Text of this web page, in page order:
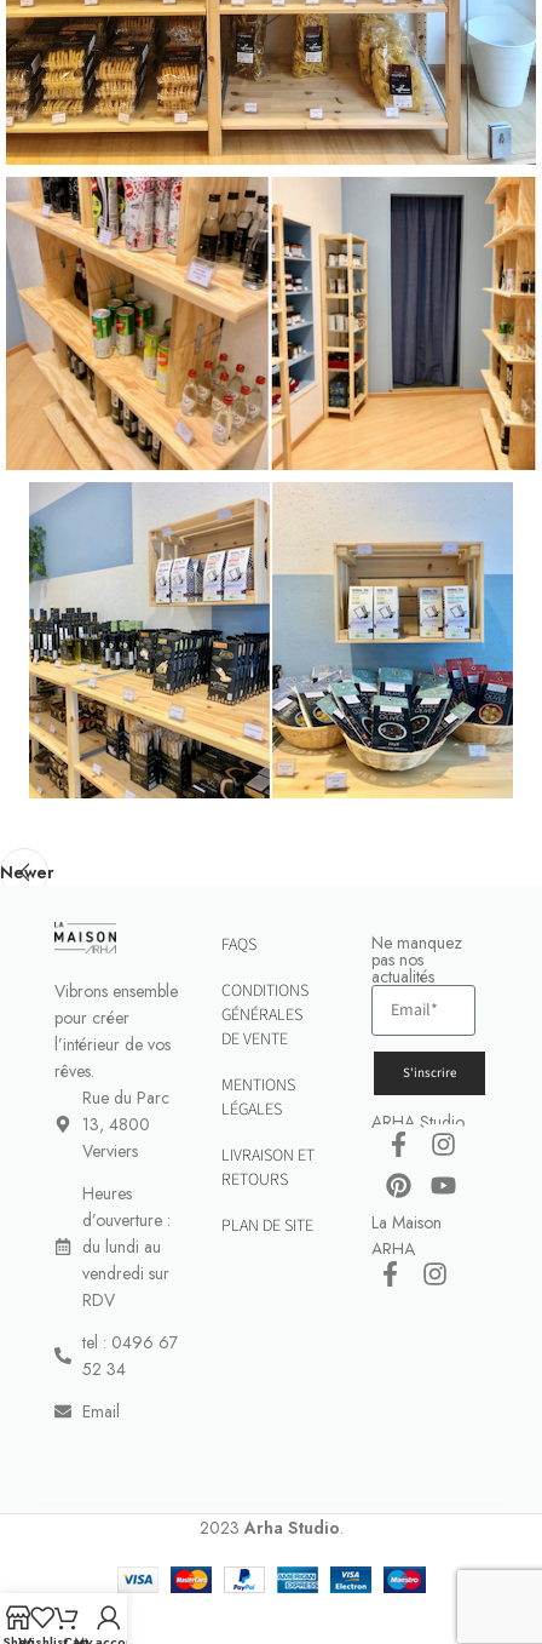
Newer
Vibrons ensemble
pour créer
l’intérieur de vos
rêves.
Rue du Parc
13, 4800
Verviers
Heures
d’ouverture :
du lundi au
vendredi sur
RDV
tel : 0496 67
52 34
Email
FAQS
CONDITIONS
GÉNÉRALES
DE VENTE
MENTIONS
LÉGALES
LIVRAISON ET
RETOURS
PLAN DE SITE
Ne manquez
pas nos
actualités
S'inscrire
ARHA Studio
La Maison
ARHA
2023Arha Studio.